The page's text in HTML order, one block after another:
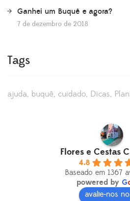
Ganhei um Buquê e agora?
7 de dezembro de 2018
Tags
ajuda buquê cuidado Dicas
Flores e Cestas
4.8
Baseado em 1367
powered by G
avalie-nos no